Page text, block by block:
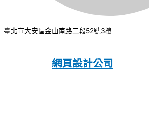
臺北市大安區金山南路二段52號3樓
網頁設計公司